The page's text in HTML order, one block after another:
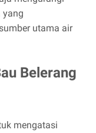
yang
utama air
Belerang
mengatasi